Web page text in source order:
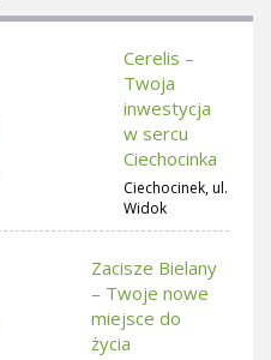
Cerelis –
Twoja
inwestycja
w sercu
Ciechocinka
Ciechocinek, ul.
Widok
Zacisze Bielany
– Twoje nowe
miejsce do
życia